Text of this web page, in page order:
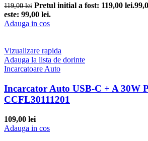
119,00lei Pretul initial a fost: 119,00 lei.
este: 99,00 lei.
Adauga in cos
Vizualizare rapida
Adauga la lista de dorinte
Incarcatoare Auto
Incarcator Auto USB-C + A 30W
CCFL30111201
109,00 lei
Adauga in cos